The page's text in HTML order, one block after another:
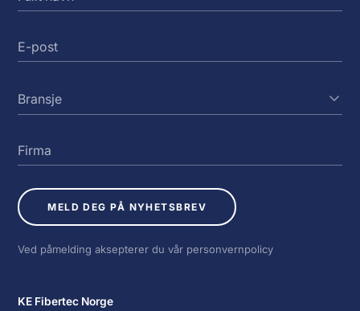
MELD DEG PÅ NYHETSBREV
Ved påmelding aksepterer du vår personvernpolicy
KE Fibertec Norge